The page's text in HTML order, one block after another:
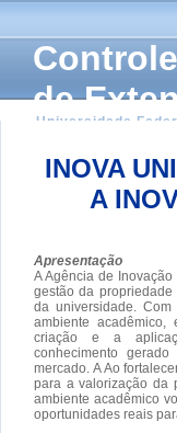
de
Universidade
INOVA
A
Apresentação
A Agência de
gestão da
da universidade.
ambiente
criação e a
conhecimento
mercado. A Ao
para a valorização da
ambiente acadêmico
oportunidades reais